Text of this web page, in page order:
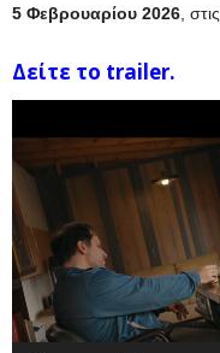
5 Φεβρουαρίου 2026 , στις
Δείτε το trailer.
Αναπαραγωγής
Βίντεο